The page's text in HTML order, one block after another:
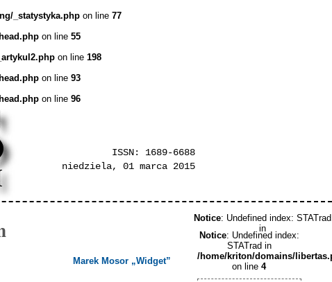
_statystyka.phpon line 77
on line 55
on line 198
on line 93
on line 96
ISSN: 1689-6688
niedziela, 01 marca 2015
Marek Mosor „Widget”
Notice: Undefined index:
STATrad in
/home/kriton/domains/
on line 4
Notice: Undefined index: STATrad
in